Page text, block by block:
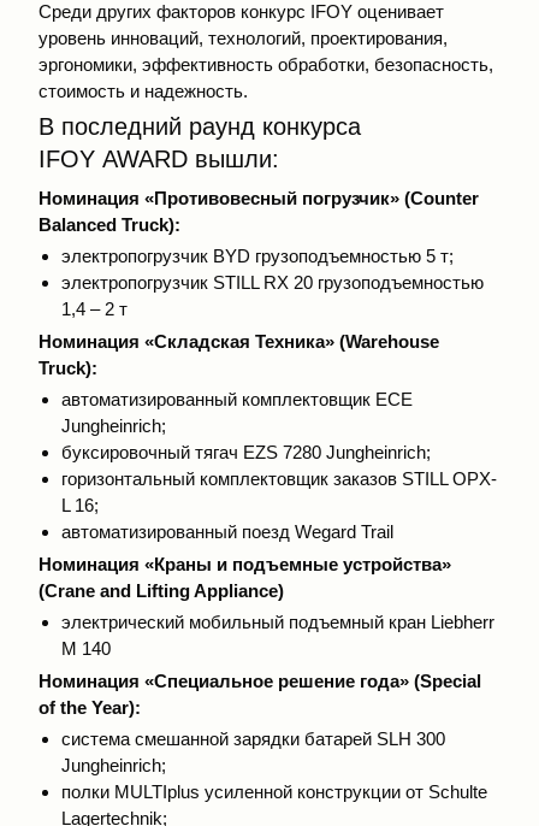
Среди других факторов конкурс IFOY оценивает
уровень инноваций, технологий, проектирования,
эргономики, эффективность обработки, безопасность,
стоимость и надежность.
В последний раунд конкурса
IFOY AWARD вышли:
Номинация «Противовесный погрузчик» (Counter
Balanced Truck):
электропогрузчик BYD грузоподъемностью 5 т;
электропогрузчик STILL RX 20 грузоподъемностью
1,4 – 2 т
Номинация «Складская Техника» (Warehouse
Truck):
автоматизированный комплектовщик ЕСЕ
Jungheinrich;
буксировочный тягач EZS 7280 Jungheinrich;
горизонтальный комплектовщик заказов STILL OPX-
L 16;
автоматизированный поезд Wegard Trail
Номинация «Краны и подъемные устройства»
(Crane and Lifting Appliance)
электрический мобильный подъемный кран Liebherr
М 140
Номинация «Специальное решение года» (Special
of the Year):
cистема смешанной зарядки батарей SLH 300
Jungheinrich;
полки MULTIplus усиленной конструкции от Schulte
Lagertechnik;